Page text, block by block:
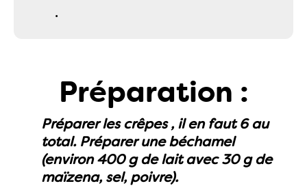
.
Préparation :
Préparer les crêpes , il en faut 6 au
total. Préparer une béchamel
(environ 400 g de lait avec 30 g de
maïzena, sel, poivre).